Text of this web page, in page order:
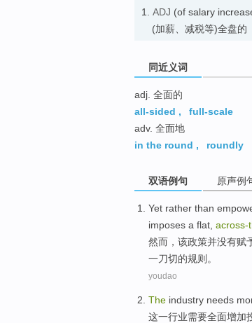
1. ADJ (of salary
(加薪、减税等)全盘的
同近义词
adj. 全面的
all-sided ,
full-scale
adv. 全面地
in the round , roundly
双语例句 原声例
Yet rather than
imposes a flat, across-
然而 ， 该政策并没有赋
一刀切的规则。
youdao
The industry needs
这一行业需要全面增加